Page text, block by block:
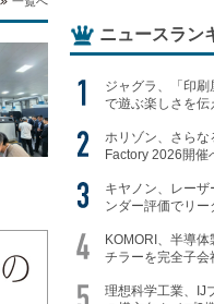
ニュースラン
ジャグラ、「印
で遊ぶ楽しさを伝
ホリゾン、さら
Factory 2026開催
キヤノン、レー
ンダー評価でリー
KOMORI、半導
チラーを完全子会
理想科学工業、IJ